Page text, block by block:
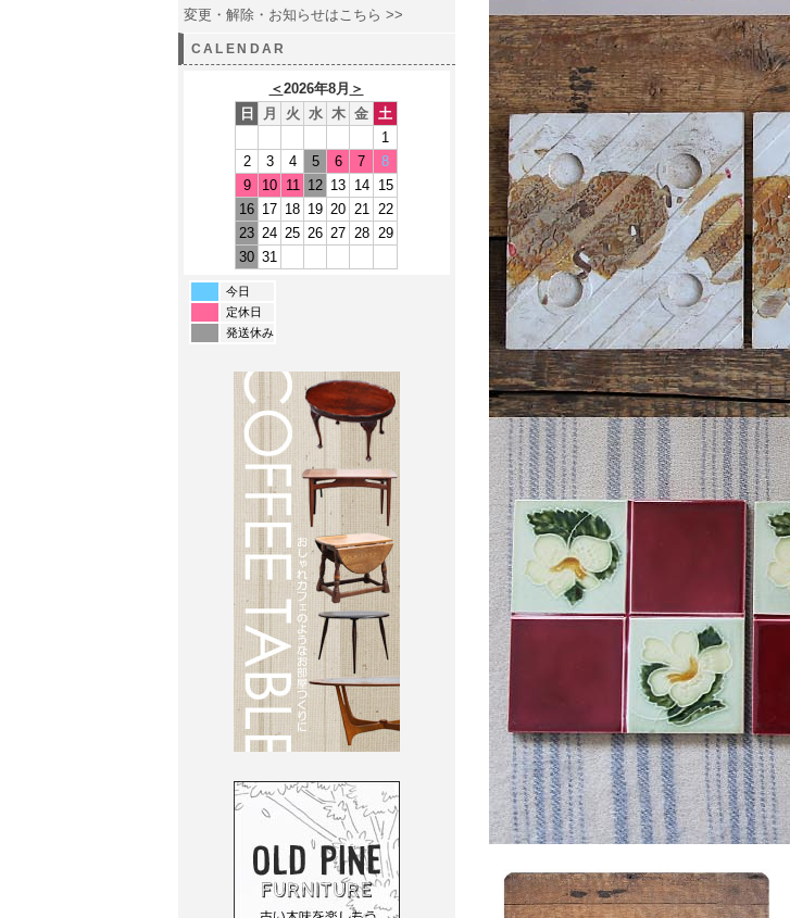
変更・解除・お知らせはこちら >>
CALENDAR
＜2026年8月 ＞
日
月 火 水 木 金 土
1
2
3 4 5 6 7
8
9
10 11 12 13 14
15
16 17 18 19 20 21 22
23 24 25 26 27 28 29
30 31
今日
定休日
発送休み